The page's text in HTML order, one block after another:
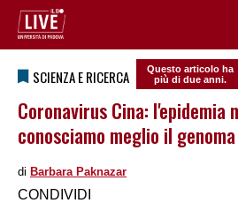
SCIENZA E RICERCA
Questo articolo ha
più di due anni.
Coronavirus Cina: l'epidemia
conosciamo meglio il genoma
di Barbara Paknazar
CONDIVIDI